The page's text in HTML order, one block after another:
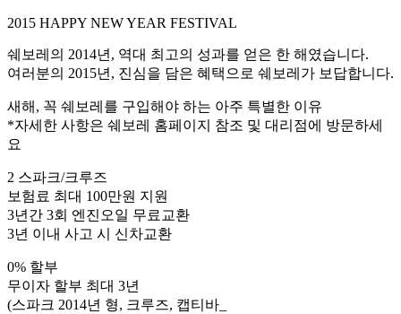
2015 HAPPY NEW YEAR FESTIVAL
쉐보레의 2014년, 역대 최고의 성과를 얻은 한 해였습니다.
여러분의 2015년, 진심을 담은 혜택으로 쉐보레가 보답합니다.
새해, 꼭 쉐보레를 구입해야 하는 아주 특별한 이유
*자세한 사항은 쉐보레 홈페이지 참조 및 대리점에 방문하세
요
2 스파크/크루즈
보험료 최대 100만원 지원
3년간 3회 엔진오일 무료교환
3년 이내 사고 시 신차교환
0% 할부
무이자 할부 최대 3년
(스파크 2014년 형, 크루즈, 캡티바_